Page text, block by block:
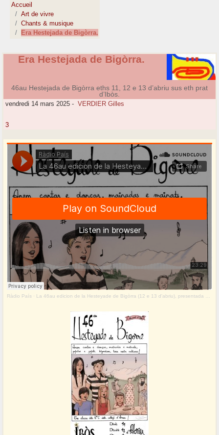
Accueil
Art de vivre
Chants & musique
Era Hestejada de Bigòrra.
Era Hestejada de Bigòrra.
46au Hestejada de Bigòrra eths 11, 12 e 13 d’abriu sus eth prat
d’Ibòs.
vendredi 14 mars 2025 - VERDIER Gilles
3
Ràdio País · La 46au edicion de la Hesteyade de Bigòrra (12 e 13 d'abriu), presentada per Mathilde e Peir Cames.